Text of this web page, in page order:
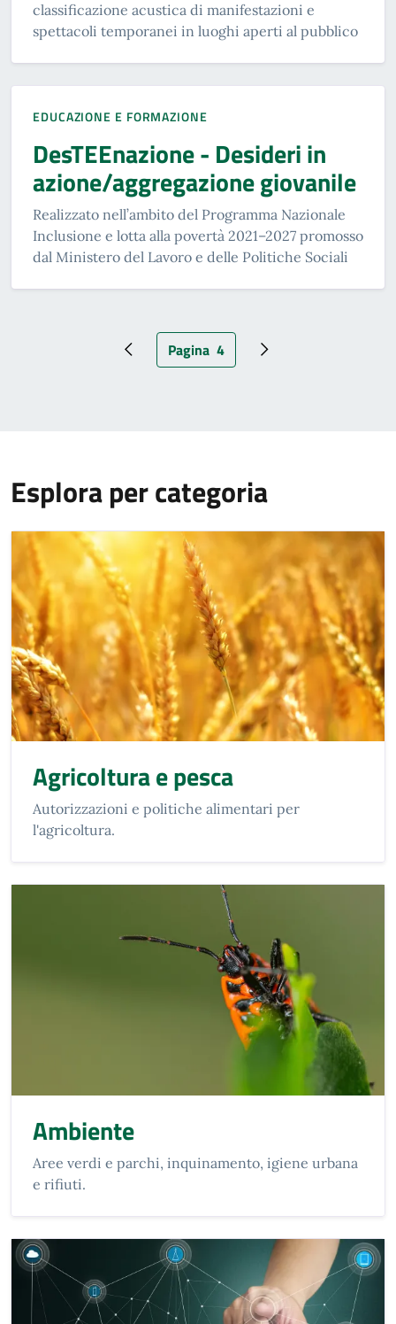
classificazione acustica di manifestazioni e
spettacoli temporanei in luoghi aperti al pubblico
EDUCAZIONE E FORMAZIONE
DesTEEnazione - Desideri in
azione/aggregazione giovanile
Realizzato nell’ambito del Programma Nazionale
Inclusione e lotta alla povertà 2021–2027 promosso
dal Ministero del Lavoro e delle Politiche Sociali
Pagina precedente
Pagina attuale
Pagina 4 Pagina successiva
Esplora per categoria
Agricoltura e pesca
Autorizzazioni e politiche alimentari per
l'agricoltura.
Ambiente
Aree verdi e parchi, inquinamento, igiene urbana
e rifiuti.